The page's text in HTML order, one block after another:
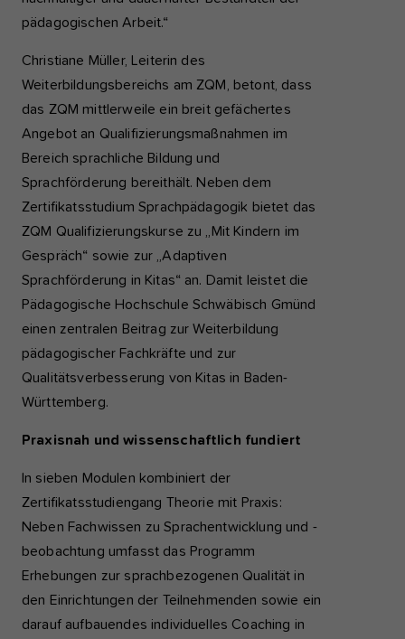
pädagogischen Arbeit.“
Christiane Müller, Leiterin des
Weiterbildungsbereichs am ZQM, betont, dass
das ZQM mittlerweile ein breit gefächertes
Angebot an Qualifizierungsmaßnahmen im
Bereich sprachliche Bildung und
Sprachförderung bereithält. Neben dem
Zertifikatsstudium Sprachpädagogik bietet das
ZQM Qualifizierungskurse zu „Mit Kindern im
Gespräch“ sowie zur „Adaptiven
Sprachförderung in Kitas“ an. Damit leistet die
Pädagogische Hochschule Schwäbisch Gmünd
einen zentralen Beitrag zur Weiterbildung
pädagogischer Fachkräfte und zur
Qualitätsverbesserung von Kitas in Baden-
Württemberg.
Praxisnah und wissenschaftlich fundiert
In sieben Modulen kombiniert der
Zertifikatsstudiengang Theorie mit Praxis:
Neben Fachwissen zu Sprachentwicklung und -
beobachtung umfasst das Programm
Erhebungen zur sprachbezogenen Qualität in
den Einrichtungen der Teilnehmenden sowie ein
darauf aufbauendes individuelles Coaching in